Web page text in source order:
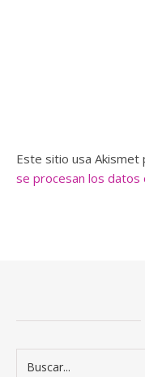
Este sitio usa Akismet
se procesan los datos